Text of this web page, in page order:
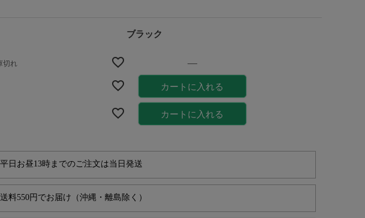
ブラック
切れ —
カートに入れる
カートに入れる
平日お昼13時までのご注文は当日発送
送料550円でお届け（沖縄・離島除く）